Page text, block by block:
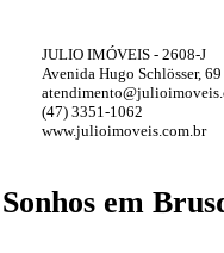
JULIO IMÓVEIS - 2608-J
Avenida Hugo Schlösser,
(47) 3351-1062
www.julioimoveis.com.br
em